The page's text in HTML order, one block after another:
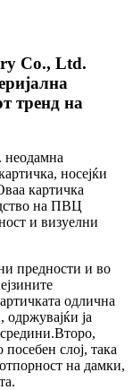
Co., Ltd.
тренд на
неодамна
носејќи
картичка
на ПВЦ
и визуелни
предности и во
одлична
ја
слој, така
на дамки,